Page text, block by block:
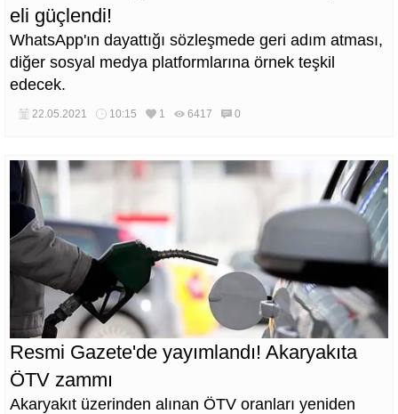
eli güçlendi!
WhatsApp'ın dayattığı sözleşmede geri adım atması,
diğer sosyal medya platformlarına örnek teşkil
edecek.
22.05.2021 10:15 1 6417 0
Resmi Gazete'de yayımlandı! Akaryakıta
ÖTV zammı
Akaryakıt üzerinden alınan ÖTV oranları yeniden